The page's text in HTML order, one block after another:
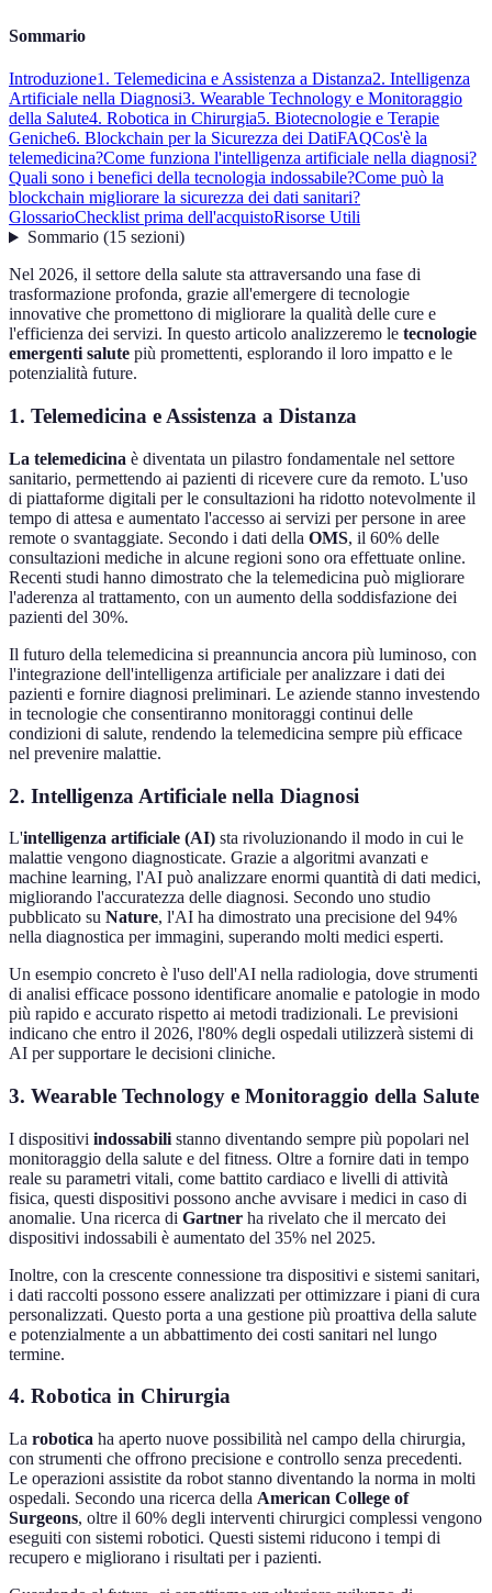
Sommario
Introduzione1. Telemedicina e Assistenza a Distanza2. Intelligenza
Artificiale nella Diagnosi3. Wearable Technology e Monitoraggio
della Salute4. Robotica in Chirurgia5. Biotecnologie e Terapie
Geniche6. Blockchain per la Sicurezza dei DatiFAQCos'è la
telemedicina?Come funziona l'intelligenza artificiale nella diagnosi?
Quali sono i benefici della tecnologia indossabile?Come può la
blockchain migliorare la sicurezza dei dati sanitari?
GlossarioChecklist prima dell'acquistoRisorse Utili
Sommario(15 sezioni)
Nel 2026, il settore della salute sta attraversando una fase di
trasformazione profonda, grazie all'emergere di tecnologie
innovative che promettono di migliorare la qualità delle cure e
l'efficienza dei servizi. In questo articolo analizzeremo le tecnologie
emergenti salute più promettenti, esplorando il loro impatto e le
potenzialità future.
1. Telemedicina e Assistenza a Distanza
La telemedicina è diventata un pilastro fondamentale nel settore
sanitario, permettendo ai pazienti di ricevere cure da remoto. L'uso
di piattaforme digitali per le consultazioni ha ridotto notevolmente il
tempo di attesa e aumentato l'accesso ai servizi per persone in aree
remote o svantaggiate. Secondo i dati della OMS, il 60% delle
consultazioni mediche in alcune regioni sono ora effettuate online.
Recenti studi hanno dimostrato che la telemedicina può migliorare
l'aderenza al trattamento, con un aumento della soddisfazione dei
pazienti del 30%.
Il futuro della telemedicina si preannuncia ancora più luminoso, con
l'integrazione dell'intelligenza artificiale per analizzare i dati dei
pazienti e fornire diagnosi preliminari. Le aziende stanno investendo
in tecnologie che consentiranno monitoraggi continui delle
condizioni di salute, rendendo la telemedicina sempre più efficace
nel prevenire malattie.
2. Intelligenza Artificiale nella Diagnosi
L'intelligenza artificiale (AI) sta rivoluzionando il modo in cui le
malattie vengono diagnosticate. Grazie a algoritmi avanzati e
machine learning, l'AI può analizzare enormi quantità di dati medici,
migliorando l'accuratezza delle diagnosi. Secondo uno studio
pubblicato su Nature, l'AI ha dimostrato una precisione del 94%
nella diagnostica per immagini, superando molti medici esperti.
Un esempio concreto è l'uso dell'AI nella radiologia, dove strumenti
di analisi efficace possono identificare anomalie e patologie in modo
più rapido e accurato rispetto ai metodi tradizionali. Le previsioni
indicano che entro il 2026, l'80% degli ospedali utilizzerà sistemi di
AI per supportare le decisioni cliniche.
3. Wearable Technology e Monitoraggio della Salute
I dispositivi indossabili stanno diventando sempre più popolari nel
monitoraggio della salute e del fitness. Oltre a fornire dati in tempo
reale su parametri vitali, come battito cardiaco e livelli di attività
fisica, questi dispositivi possono anche avvisare i medici in caso di
anomalie. Una ricerca di Gartner ha rivelato che il mercato dei
dispositivi indossabili è aumentato del 35% nel 2025.
Inoltre, con la crescente connessione tra dispositivi e sistemi sanitari,
i dati raccolti possono essere analizzati per ottimizzare i piani di cura
personalizzati. Questo porta a una gestione più proattiva della salute
e potenzialmente a un abbattimento dei costi sanitari nel lungo
termine.
4. Robotica in Chirurgia
La robotica ha aperto nuove possibilità nel campo della chirurgia,
con strumenti che offrono precisione e controllo senza precedenti.
Le operazioni assistite da robot stanno diventando la norma in molti
ospedali. Secondo una ricerca della American College of
Surgeons, oltre il 60% degli interventi chirurgici complessi vengono
eseguiti con sistemi robotici. Questi sistemi riducono i tempi di
recupero e migliorano i risultati per i pazienti.